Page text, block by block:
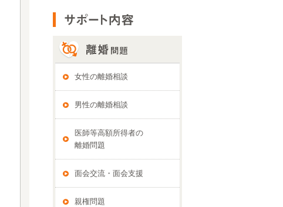
女性の離婚相談
男性の離婚相談
医師等高額所得者の
離婚問題
面会交流・面会支援
親権問題